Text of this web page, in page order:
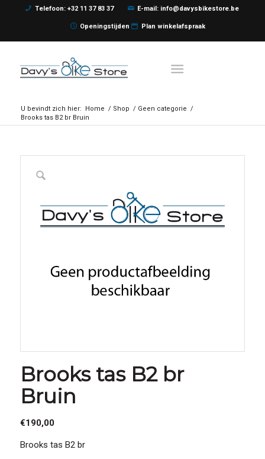
Telefoon: +32 11 37 83 37 E-mail: info@davysbikestore.be
Openingstijden Plan winkelafspraak
U bevindt zich hier: Home / Shop / Geen categorie /
Brooks tas B2 br Bruin
Brooks tas B2 br
Bruin
€190,00
Brooks tas B2 br